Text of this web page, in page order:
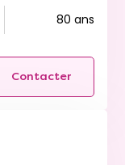
80 ans
Contacter